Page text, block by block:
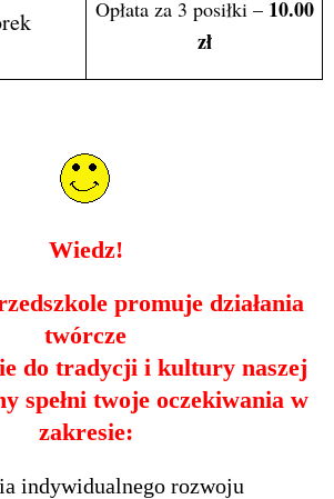
Opłata za 3 posiłki – 10.00
zł
Wiedz!
promuje działania
twórcze
do tradycji i kultury naszej
spełni twoje oczekiwania w
zakresie:
indywidualnego rozwoju